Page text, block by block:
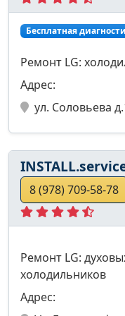
Бесплатная
Ремонт LG:
Адрес:
ул. Соловьева
8 (978) 709-58-78
Ремонт LG:
холодильников
Адрес: